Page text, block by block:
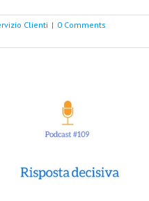
Clienti | 0 Comments